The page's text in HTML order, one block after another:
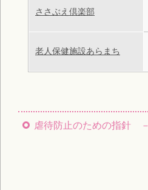
ささぶえ倶楽部
老人保健施設あらまち
虐待防止のための指針